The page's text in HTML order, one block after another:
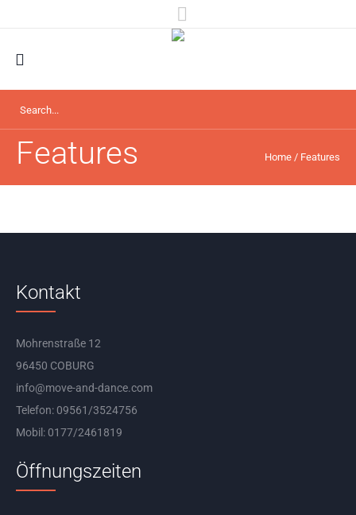
Features Home / Features
Kontakt
Mohrenstraße 12
96450 COBURG
info@move-and-dance.com
Telefon: 09561/3524756
Mobil: 0177/2461819
Öffnungszeiten